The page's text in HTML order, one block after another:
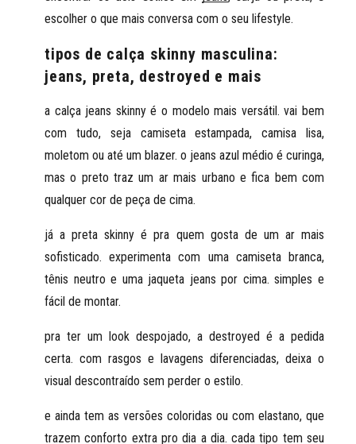
escolher o que mais conversa com o seu lifestyle.
tipos de calça skinny masculina:
jeans, preta, destroyed e mais
a calça jeans skinny é o modelo mais versátil. vai bem
com tudo, seja camiseta estampada, camisa lisa,
moletom ou até um blazer. o jeans azul médio é curinga,
mas o preto traz um ar mais urbano e fica bem com
qualquer cor de peça de cima.
já a preta skinny é pra quem gosta de um ar mais
sofisticado. experimenta com uma camiseta branca,
tênis neutro e uma jaqueta jeans por cima. simples e
fácil de montar.
pra ter um look despojado, a destroyed é a pedida
certa. com rasgos e lavagens diferenciadas, deixa o
visual descontraído sem perder o estilo.
e ainda tem as versões coloridas ou com elastano, que
trazem conforto extra pro dia a dia. cada tipo tem seu